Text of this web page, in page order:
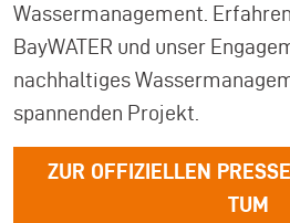
Wassermanagement.
BayWATER und unser
nachhaltiges
spannenden Projekt.
ZUR OFFIZIELLEN
TUM